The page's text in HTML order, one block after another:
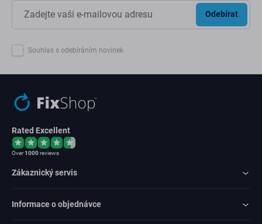
Odebírat
Souhlas s odebíráním novinek
Rated Excellent
Over1000reviews
Zákaznický servis
Informace o objednávce